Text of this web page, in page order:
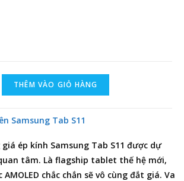
THÊM VÀO GIỎ HÀNG
Samsung Tab S11
giá ép kính Samsung Tab S11 được dự
tâm. Là flagship tablet thế hệ mới,
chắc chắn sẽ vô cùng đắt giá. Va